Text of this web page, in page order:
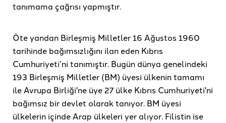
tanımama çağrısı yapmıştır.
Öte yandan Birleşmiş Milletler 16 Ağustos 1960
tarihinde bağımsızlığını ilan eden Kıbrıs
Cumhuriyeti’ni tanımıştır. Bugün dünya genelindeki
193 Birleşmiş Milletler (BM) üyesi ülkenin tamamı
ile Avrupa Birliği'ne üye 27 ülke Kıbrıs Cumhuriyeti'ni
bağımsız bir devlet olarak tanıyor. BM üyesi
ülkelerin içinde Arap ülkeleri yer alıyor. Filistin ise